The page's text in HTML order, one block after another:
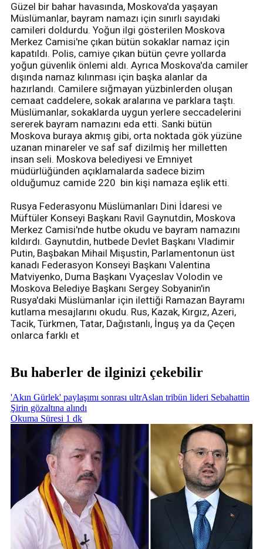
Güzel bir bahar havasında, Moskova'da yaşayan
Müslümanlar, bayram namazı için sınırlı sayıdaki
camileri doldurdu. Yoğun ilgi gösterilen Moskova
Merkez Camisi'ne çıkan bütün sokaklar namaz için
kapatıldı. Polis, camiye çıkan bütün çevre yollarda
yoğun güvenlik önlemi aldı. Ayrıca Moskova'da camiler
dışında namaz kılınması için başka alanlar da
hazırlandı. Camilere sığmayan yüzbinlerden oluşan
cemaat caddelere, sokak aralarına ve parklara taştı.
Müslümanlar, sokaklarda uygun yerlere seccadelerini
sererek bayram namazını eda etti. Sanki bütün
Moskova buraya akmış gibi, orta noktada gök yüzüne
uzanan minareler ve saf saf dizilmiş her milletten
insan seli. Moskova belediyesi ve Emniyet
müdürlüğünden açıklamalarda sadece bizim
olduğumuz camide 220 bin kişi namaza eşlik etti.
Rusya Federasyonu Müslümanları Dini İdaresi ve
Müftüler Konseyi Başkanı Ravil Gaynutdin, Moskova
Merkez Camisi'nde hutbe okudu ve bayram namazını
kıldırdı. Gaynutdin, hutbede Devlet Başkanı Vladimir
Putin, Başbakan Mihail Mişustin, Parlamentonun üst
kanadı Federasyon Konseyi Başkanı Valentina
Matviyenko, Duma Başkanı Vyaçeslav Volodin ve
Moskova Belediye Başkanı Sergey Sobyanin'in
Rusya'daki Müslümanlar için ilettiği Ramazan Bayramı
kutlama mesajlarını okudu. Rus, Kazak, Kırgız, Azeri,
Tacik, Türkmen, Tatar, Dağıstanlı, İnguş ya da Çeçen
onlarca farklı et
Bu haberler de ilginizi çekebilir
'Akın Gürlek' paylaşımı sonrası ultrAslan tribün lideri Sebahattin
Şirin gözaltına alındı
Okuma Süresi 1 dk